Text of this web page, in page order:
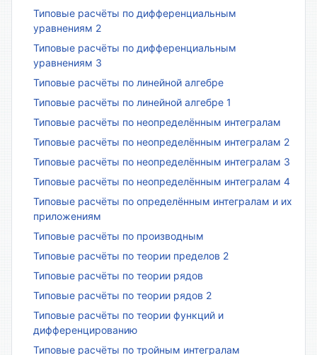
Типовые расчёты по дифференциальным
уравнениям 2
Типовые расчёты по дифференциальным
уравнениям 3
Типовые расчёты по линейной алгебре
Типовые расчёты по линейной алгебре 1
Типовые расчёты по неопределённым интегралам
Типовые расчёты по неопределённым интегралам 2
Типовые расчёты по неопределённым интегралам 3
Типовые расчёты по неопределённым интегралам 4
Типовые расчёты по определённым интегралам и их
приложениям
Типовые расчёты по производным
Типовые расчёты по теории пределов 2
Типовые расчёты по теории рядов
Типовые расчёты по теории рядов 2
Типовые расчёты по теории функций и
дифференцированию
Типовые расчёты по тройным интегралам